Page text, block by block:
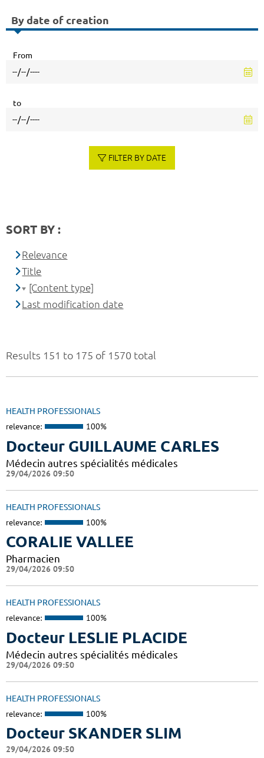
Results 151 to 175 of 1570 total
HEALTH PROFESSIONALS
relevance: 100%
Docteur GUILLAUME CARLES
Médecin autres spécialités médicales
29/04/2026 09:50
HEALTH PROFESSIONALS
relevance: 100%
CORALIE VALLEE
Pharmacien
29/04/2026 09:50
HEALTH PROFESSIONALS
relevance: 100%
Docteur LESLIE PLACIDE
Médecin autres spécialités médicales
29/04/2026 09:50
HEALTH PROFESSIONALS
relevance: 100%
Docteur SKANDER SLIM
29/04/2026 09:50
By date of creation
From
to
FILTER BY DATE
SORT BY :
Relevance
Title
[Content type]
Last modification date